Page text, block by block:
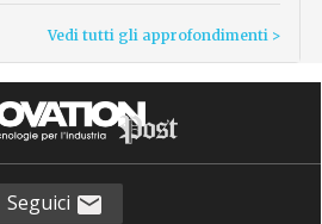
Vedi tutti gli approfondimenti >
Seguici